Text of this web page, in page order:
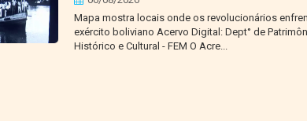
Mapa mostra locais onde os revolucionários
exército boliviano Acervo Digital: Dept° de
Histórico e Cultural - FEM O Acre...